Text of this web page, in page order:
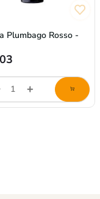
Plumbago Rosso -